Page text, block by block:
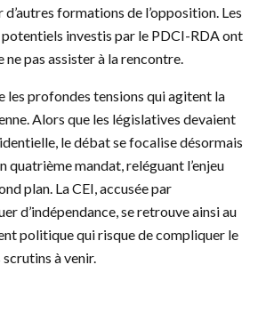
formations de l’opposition. Les
investis par le PDCI-RDA ont
ne pas assister à la rencontre.
les profondes tensions qui agitent la
Alors que les législatives devaient
le débat se focalise désormais
quatrième mandat, reléguant l’enjeu
plan. La CEI, accusée par
d’indépendance, se retrouve ainsi au
politique qui risque de compliquer le
à venir.